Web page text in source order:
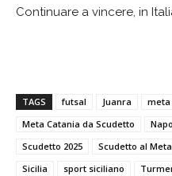
Continuare a vincere, in
TAGS futsal Juanra
meta
Meta Catania da Scudetto
Scudetto 2025
Scudetto al
Sicilia
sport siciliano